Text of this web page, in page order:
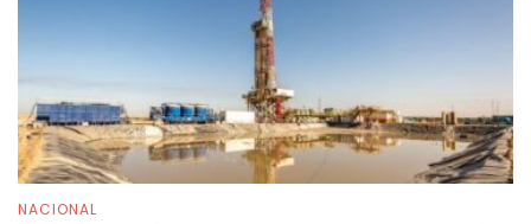
NACIONAL